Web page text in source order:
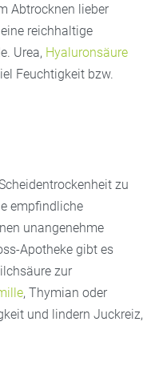
Abtrocknen lieber
reichhaltige
Urea, Hyaluronsäure
Feuchtigkeit bzw.
zu
empfindliche
unangenehme
Apotheke gibt es
zur
, Thymian oder
und lindern Juckreiz,